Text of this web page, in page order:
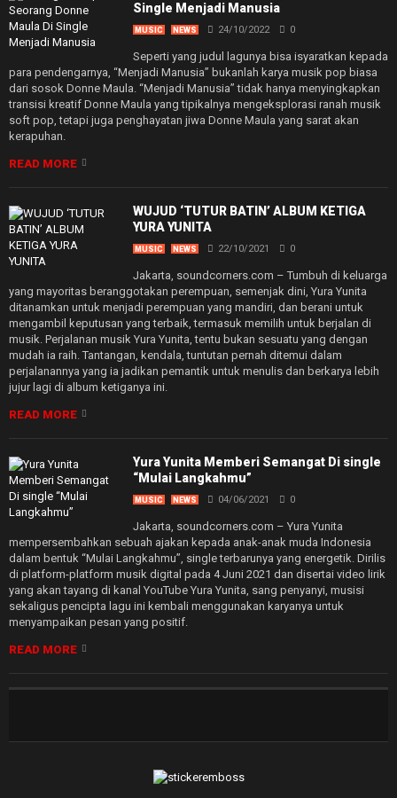
Single Menjadi Manusia
MUSIC NEWS 24/10/2022 0
Seperti yang judul lagunya bisa isyaratkan kepada
para pendengarnya, “Menjadi Manusia” bukanlah karya musik pop biasa
dari sosok Donne Maula. “Menjadi Manusia” tidak hanya menyingkapkan
transisi kreatif Donne Maula yang tipikalnya mengeksplorasi ranah musik
soft pop, tetapi juga penghayatan jiwa Donne Maula yang sarat akan
kerapuhan.
READ MORE
WUJUD ‘TUTUR BATIN’ ALBUM KETIGA
YURA YUNITA
MUSIC NEWS 22/10/2021 0
Jakarta, soundcorners.com – Tumbuh di keluarga
yang mayoritas beranggotakan perempuan, semenjak dini, Yura Yunita
ditanamkan untuk menjadi perempuan yang mandiri, dan berani untuk
mengambil keputusan yang terbaik, termasuk memilih untuk berjalan di
musik. Perjalanan musik Yura Yunita, tentu bukan sesuatu yang dengan
mudah ia raih. Tantangan, kendala, tuntutan pernah ditemui dalam
perjalanannya yang ia jadikan pemantik untuk menulis dan berkarya lebih
jujur lagi di album ketiganya ini.
READ MORE
Yura Yunita Memberi Semangat Di single
“Mulai Langkahmu”
MUSIC NEWS 04/06/2021 0
Jakarta, soundcorners.com – Yura Yunita
mempersembahkan sebuah ajakan kepada anak-anak muda Indonesia
dalam bentuk “Mulai Langkahmu”, single terbarunya yang energetik. Dirilis
di platform-platform musik digital pada 4 Juni 2021 dan disertai video lirik
yang akan tayang di kanal YouTube Yura Yunita, sang penyanyi, musisi
sekaligus pencipta lagu ini kembali menggunakan karyanya untuk
menyampaikan pesan yang positif.
READ MORE